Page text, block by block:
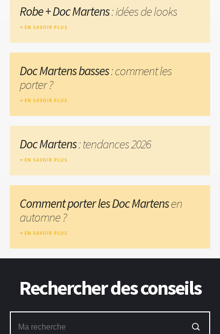
Robe + Doc Martens: idées de looks
EN SAVOIR PLUS
Doc Martens basses: comment les
porter ?
EN SAVOIR PLUS
Doc Martens: tendances 2026
EN SAVOIR PLUS
Comment porter les Doc Martensen
automne ?
EN SAVOIR PLUS
Rechercher des conseils